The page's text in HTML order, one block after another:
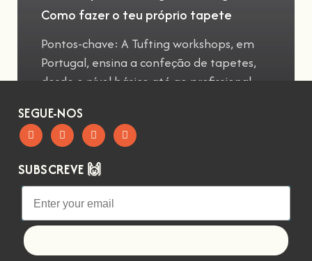
Como fazer o teu próprio tapete
Pontos-chave: A Tufting workshops, em
Portugal, ensina a confeção de tapetes,
desde o nível básico até ao profissional
SEGUE-NOS
SUBSCREVE 🙌